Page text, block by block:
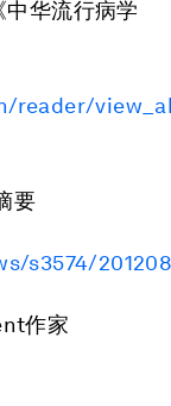
华流行病学
要
s3574/
作家